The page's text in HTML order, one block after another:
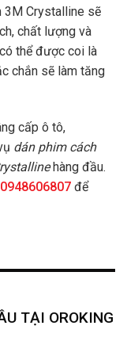
3M Crystalline sẽ
chất lượng và
thể được coi là
chắn sẽ làm tăng
cấp ô tô,
dán phim cách
hàng đầu.
0948606807 để
TẠI OROKING